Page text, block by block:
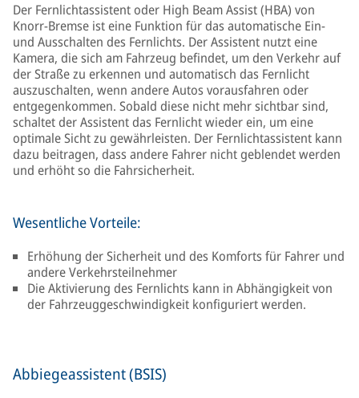
Der Fernlichtassistent oder High Beam Assist (HBA) von
Knorr-Bremse ist eine Funktion für das automatische Ein-
und Ausschalten des Fernlichts. Der Assistent nutzt eine
Kamera, die sich am Fahrzeug befindet, um den Verkehr auf
der Straße zu erkennen und automatisch das Fernlicht
auszuschalten, wenn andere Autos vorausfahren oder
entgegenkommen. Sobald diese nicht mehr sichtbar sind,
schaltet der Assistent das Fernlicht wieder ein, um eine
optimale Sicht zu gewährleisten. Der Fernlichtassistent kann
dazu beitragen, dass andere Fahrer nicht geblendet werden
und erhöht so die Fahrsicherheit.
Wesentliche Vorteile:
Erhöhung der Sicherheit und des Komforts für Fahrer und
andere Verkehrsteilnehmer
Die Aktivierung des Fernlichts kann in Abhängigkeit von
der Fahrzeuggeschwindigkeit konfiguriert werden.
Abbiegeassistent (BSIS)